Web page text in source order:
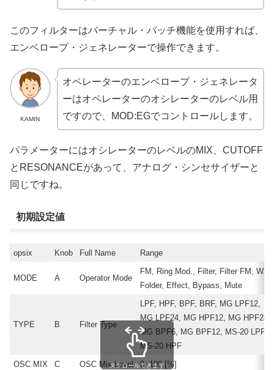
このフィルターはバーチャル・パッチ機能を使用すれば、
エンベロープ・ジェネレーターで操作できます。
KAMIN
オペレーターのエンベロープ・ジェネレータ
ーはオペレーターのオシレーターのレベル用
ですので、MOD:EGでコントロールします。
パラメーターにはオシレーターのレベルのMIX、CUTOFF
とRESONANCEがあって、アナログ・シンセサイザーと
同じですね。
初期設定値
opsix Knob Full Name Range
MODE A Operator Mode
FM, Ring Mod., Filter, Filter FM,
Folder, Effect, Bypass, Mute
TYPE B Filter Type
LPF, HPF, BPF, BRF, MG LPF12,
MG LPF24, MG HPF12, MG HPF24,
MG BPF6, MG BPF12, MS-20 LPF,
MS-20 HPF
OSC MIX
C OSC Mix Level
0~100 [%]
スクロールできます